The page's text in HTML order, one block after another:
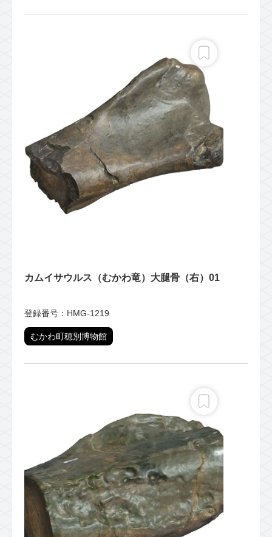
カムイサウルス（むかわ竜）大腿骨（右）01
登録番号：HMG-1219
むかわ町穂別博物館